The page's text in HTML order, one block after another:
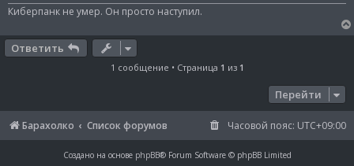
Киберпанк не умер. Он просто наступил.
Ответить
1 сообщение • Страница 1 из 1
Перейти
Барахолко Список форумов Часовой пояс: UTC+09:00
Создано на основе phpBB® Forum Software © phpBB Limited